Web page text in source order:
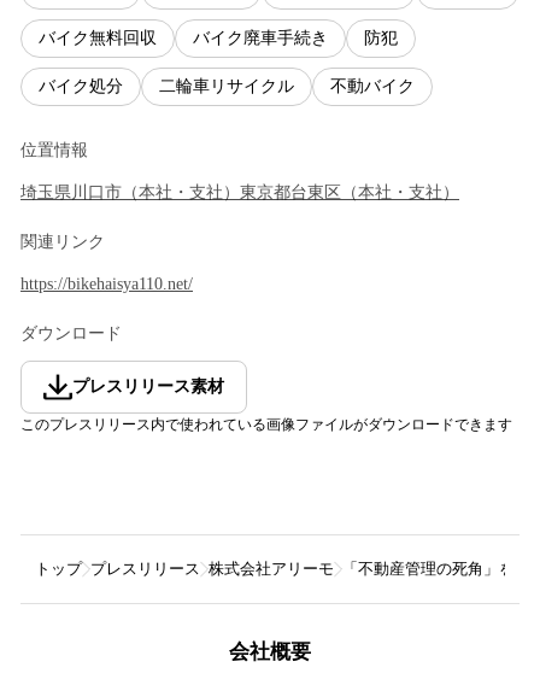
バイク無料回収 バイク廃車手続き 防犯
バイク処分 二輪車リサイクル 不動バイク
位置情報
埼玉県 川口市 （本社・支社 ） 東京都台東区 （本社・支社 ）
関連リンク
https://bikehaisya110.net/
ダウンロード
プレスリリース素材
このプレスリリース内で使われている画像ファイルがダウンロードできます
トップ プレスリリース 株式会社アリーモ 「不動産管理の死角」を
会社概要